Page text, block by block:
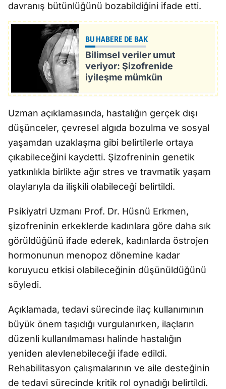
davranış bütünlüğünü bozabildiğini ifade etti.
BU HABERE DE BAK
Bilimsel veriler umut
veriyor: Şizofrenide
iyileşme mümkün
Uzman açıklamasında, hastalığın gerçek dışı
düşünceler, çevresel algıda bozulma ve sosyal
yaşamdan uzaklaşma gibi belirtilerle ortaya
çıkabileceğini kaydetti. Şizofreninin genetik
yatkınlıkla birlikte ağır stres ve travmatik yaşam
olaylarıyla da ilişkili olabileceği belirtildi.
Psikiyatri Uzmanı Prof. Dr. Hüsnü Erkmen,
şizofreninin erkeklerde kadınlara göre daha sık
görüldüğünü ifade ederek, kadınlarda östrojen
hormonunun menopoz dönemine kadar
koruyucu etkisi olabileceğinin düşünüldüğünü
söyledi.
Açıklamada, tedavi sürecinde ilaç kullanımının
büyük önem taşıdığı vurgulanırken, ilaçların
düzenli kullanılmaması halinde hastalığın
yeniden alevlenebileceği ifade edildi.
Rehabilitasyon çalışmalarının ve aile desteğinin
de tedavi sürecinde kritik rol oynadığı belirtildi.